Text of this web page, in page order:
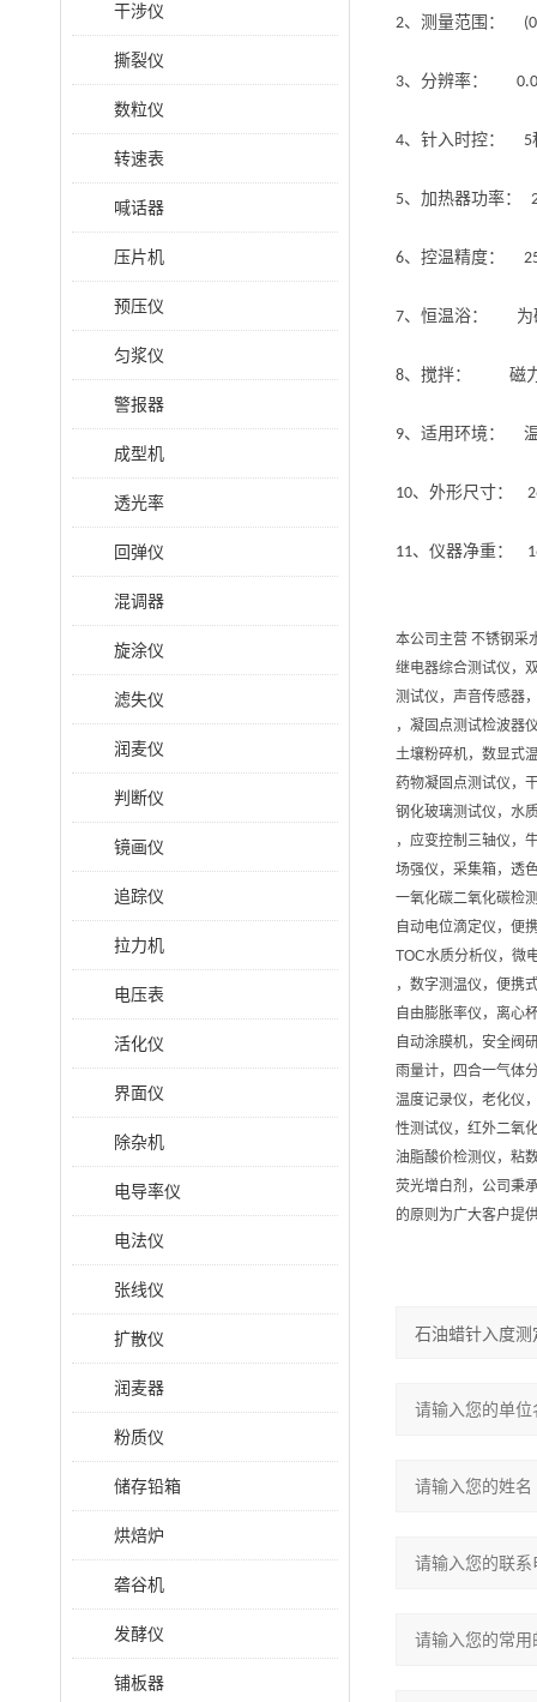
干涉仪
撕裂仪
数粒仪
转速表
喊话器
压片机
预压仪
匀浆仪
警报器
成型机
透光率
回弹仪
混调器
旋涂仪
滤失仪
润麦仪
判断仪
镜画仪
追踪仪
拉力机
电压表
活化仪
界面仪
除杂机
电导率仪
电法仪
张线仪
扩散仪
润麦器
粉质仪
储存铅箱
烘焙炉
砻谷机
发酵仪
铺板器
2、测量范围： (0
3、分辨率：
4、针入时控： 5
5、加热器功率：
6、控温精度：
7、恒温浴： 为
8、搅拌： 磁力
9、适用环境：
10、外形尺寸：
11、仪器净重：
本公司主营 不锈钢采
继电器综合测试仪，
测试仪，声音传感器
，凝固点测试检波器
土壤粉碎机，数显式
药物凝固点测试仪，
钢化玻璃测试仪，水
，应变控制三轴仪，
场强仪，采集箱，透
一氧化碳二氧化碳检
自动电位滴定仪，便
TOC水质分析仪，微
，数字测温仪，便携
自由膨胀率仪，离心
自动涂膜机，安全阀
雨量计，四合一气体
温度记录仪，老化仪
性测试仪，红外二氧
油脂酸价检测仪，粘
荧光增白剂，公司秉
的原则为广大客户提